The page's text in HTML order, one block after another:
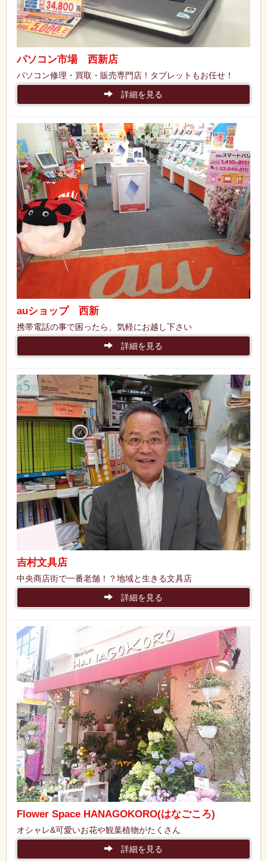
パソコン市場 西新店
パソコン修理・買取・販売専門店！タブレットもお任せ！
詳細を見る
auショップ 西新
携帯電話の事で困ったら、気軽にお越し下さい
詳細を見る
吉村文具店
中央商店街で一番老舗！？地域と生きる文具店
詳細を見る
Flower Space HANAGOKORO(はなごころ)
オシャレ&可愛いお花や観葉植物がたくさん
詳細を見る